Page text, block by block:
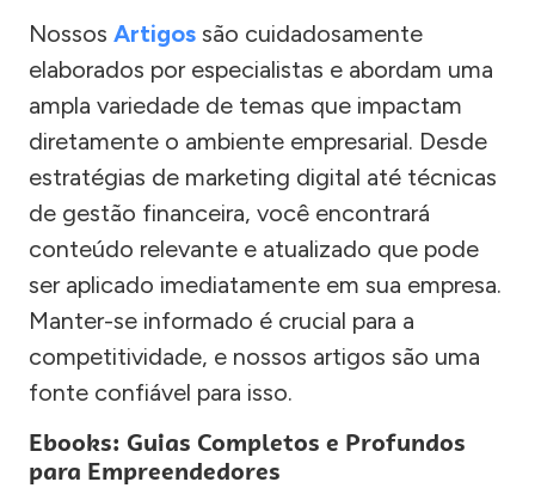
Nossos Artigos são cuidadosamente
elaborados por especialistas e abordam uma
ampla variedade de temas que impactam
diretamente o ambiente empresarial. Desde
estratégias de marketing digital até técnicas
de gestão financeira, você encontrará
conteúdo relevante e atualizado que pode
ser aplicado imediatamente em sua empresa.
Manter-se informado é crucial para a
competitividade, e nossos artigos são uma
fonte confiável para isso.
Ebooks: Guias Completos e Profundos
para Empreendedores